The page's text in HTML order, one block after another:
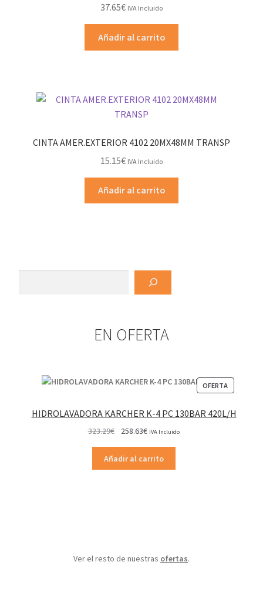
37.65€ IVA Incluido
Añadir al carrito
CINTA AMER.EXTERIOR 4102 20MX48MM TRANSP
15.15€ IVA Incluido
Añadir al carrito
EN OFERTA
OFERTA
EN
HIDROLAVADORA KARCHER K-4 PC 130BAR 420L/H
323.29€
original
era:
258.63€El
actual
es:
IVA Incluido
Añadir al carrito
Ver el resto de nuestras ofertas.